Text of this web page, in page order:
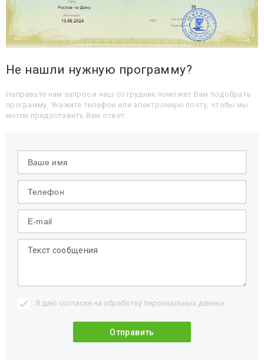
Не нашли нужную программу?
Направьте нам запрос и наш сотрудник поможет Вам подобрать
программу. Укажите телефон или электронную почту, чтобы мы
могли предоставить Вам ответ.
Я даю согласие на обработку персональных данных